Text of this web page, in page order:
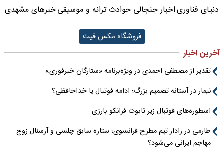
دنیای فناوریاخبار جنجالی حوادثترانه و موسیقیخبرهای مشهدی
فروشگاه مکس فیت
آخرین اخبار
تقدیر از مصطفی احمدی در ویژه‌برنامه «ستارگان خبرفوری»
نیمار در آستانه تصمیم بزرگ؛ ادامه فوتبال یا خداحافظی؟
اسطوره‌های فوتبال زیر تابوت فرانکو بارزی
طارمی در رادار تیم مطرح فرانسوی؛ ستاره سابق چلسی و آرسنال زوج
مهاجم ایرانی می‌شود؟